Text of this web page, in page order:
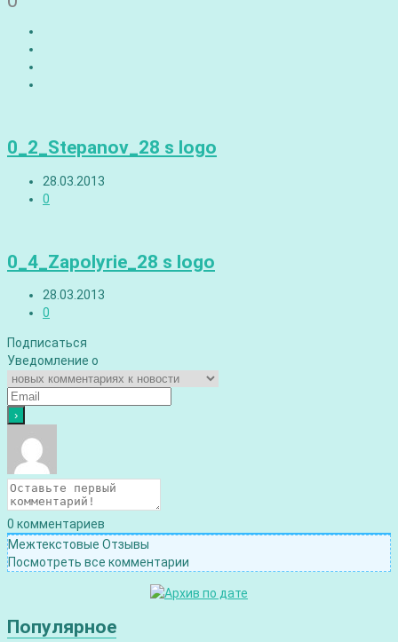
0_2_Stepanov_28 s logo
28.03.2013
0
0_4_Zapolyrie_28 s logo
28.03.2013
0
Подписаться
Уведомление о
0 комментариев
Межтекстовые Отзывы
Посмотреть все комментарии
Популярное